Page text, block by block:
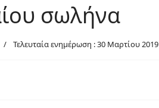
σωλήνα
Τελευταία ενημέρωση : 30 Μαρτίου 2019